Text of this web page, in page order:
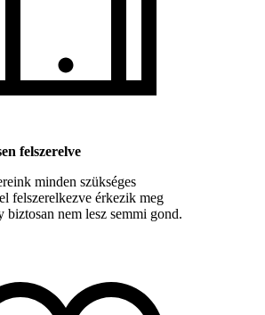
felszerelve
minden szükséges
felszerelkezve érkezik meg
biztosan nem lesz semmi gond.